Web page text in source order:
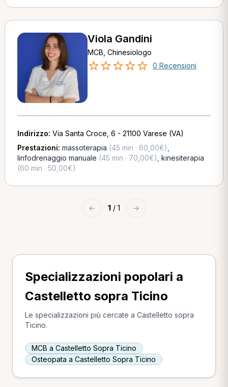
Viola Gandini
MCB, Chinesiologo
0 Recensioni
Indirizzo: Via Santa Croce, 6 - 21100 Varese (VA)
Prestazioni: massoterapia (45 min · 60,00€)
linfodrenaggio manuale (45 min · 70,00€) kinesiterapia
(60 min · 50,00€)
← 1 / 1 →
Specializzazioni popolari a
Castelletto sopra Ticino
Le specializzazioni più cercate a Castelletto sopra
Ticino.
MCB a Castelletto Sopra Ticino
Osteopata a Castelletto Sopra Ticino